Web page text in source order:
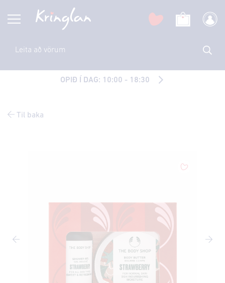
OPIÐ Í DAG: 10:00 - 18:30
Til baka